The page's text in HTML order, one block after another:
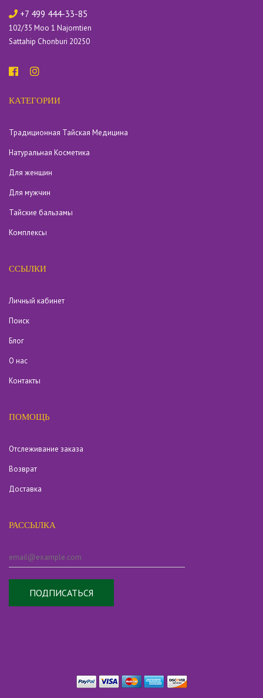
+7 499 444-33-85
102/35 Moo 1 Najomtien
Sattahip Chonburi 20250
КАТЕГОРИИ
Традиционная Тайская Медицина
Натуральная Косметика
Для женщин
Для мужчин
Тайские бальзамы
Комплексы
ССЫЛКИ
Личный кабинет
Поиск
Блог
О нас
Контакты
ПОМОЩЬ
Отслеживание заказа
Возврат
Доставка
РАССЫЛКА
ПОДПИСАТЬСЯ